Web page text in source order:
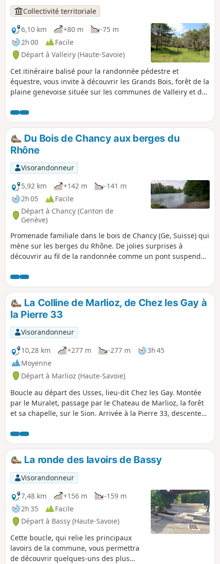
Collectivité territoriale
6,10 km
+80 m
-75 m
2h 00
Facile
Départ à Valleiry (Haute-Savoie)
Cet itinéraire balisé pour la randonnée pédestre et
équestre, vous invite à découvrir les Grands Bois, forêt de la
plaine genevoise située sur les communes de Valleiry et de
Du Bois de Chancy aux berges du
Rhône
Visorandonneur
5,92 km
+142 m
-141 m
2h 05
Facile
Départ à Chancy (Canton de
Genève)
Promenade familiale dans le bois de Chancy (Ge, Suisse) qui
mène sur les berges du Rhône. De jolies surprises à
découvrir au fil de la randonnée comme un pont suspendu,
Randonnée idéale pour les chaudes journées d'été !
La Colline de Marlioz, de Chez les Gay à
la Pierre 33
Visorandonneur
10,28 km
+277 m -277 m
3h 45
Moyenne
Départ à Marlioz (Haute-Savoie)
Boucle au départ des Usses, lieu-dit Chez les Gay. Montée
par le Muralet, passage par le Chateau de Marlioz, la forêt
et sa chapelle, sur le Sion. Arrivée à la Pierre 33, descente
du Muralet. Balade plutôt facile même si les montées sont
assez raides, les chemins sont praticables bien que parfois
boueux.La ronde des lavoirs de Bassy
Visorandonneur
7,48 km
+156 m
-159 m
2h 35
Facile
Départ à Bassy (Haute-Savoie)
Cette boucle, qui relie les principaux
lavoirs de la commune, vous permettra
de découvrir quelques-uns des plus